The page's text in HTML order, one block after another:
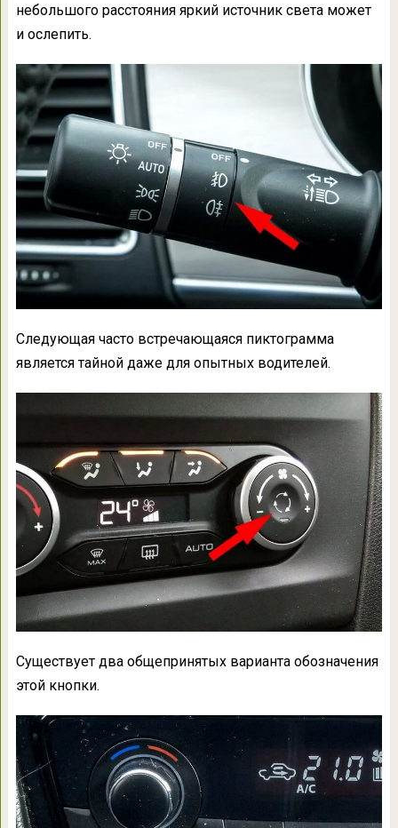
небольшого расстояния яркий источник света может
и ослепить.
Следующая часто встречающаяся пиктограмма
является тайной даже для опытных водителей.
Существует два общепринятых варианта обозначения
этой кнопки.